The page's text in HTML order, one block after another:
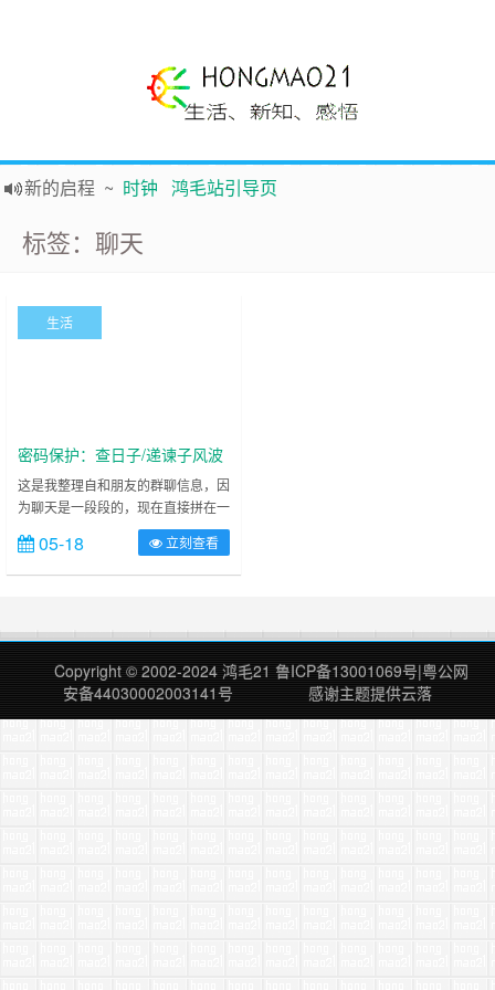
新的启程 ~ 时钟 鸿毛站引导页
践行自由、开放、互
标签：聊天
生活
密码保护：查日子/递谏子风波
之一
这是我整理自和朋友的群聊信息，因
为聊天是一段段的，现在直接拼在一
起，看起来可能有点麻烦或者前言不
搭后语 而且这都是我一面之词，请
自行分辨！ 周一早上我们闹矛盾
周二，我们就再也没聊过天，发过消
息。 下面开始我仔细说说事情经过
吧……
05-18 立刻查看
Copyright © 2002-2024 鸿毛21 鲁ICP备13001069号|粤公网
安备44030002003141号
感谢主题提供云落